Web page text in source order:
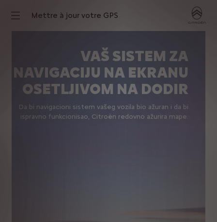
Mettre à jour votre GPS
VAŠ SISTEM ZA
NAVIGACIJU NA EKRANU
OSETLJIVOM NA DODIR
Da bi navigacioni sistem vašeg vozila bio ažuran i da bi
ispravno funkcionisao, Citroën redovno ažurira mape.